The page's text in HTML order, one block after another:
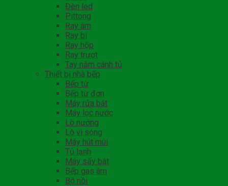
Đèn led
Pittong
Ray âm
Ray bi
Ray hộp
Ray trượt
Tay nắm cánh tủ
Thiết bị nhà bếp
Bếp từ
Bếp từ đơn
Máy rửa bát
Máy lọc nước
Lò nướng
Lò vi sóng
Máy hút mùi
Tủ lạnh
Máy sấy bát
Bếp gas âm
Bộ nồi